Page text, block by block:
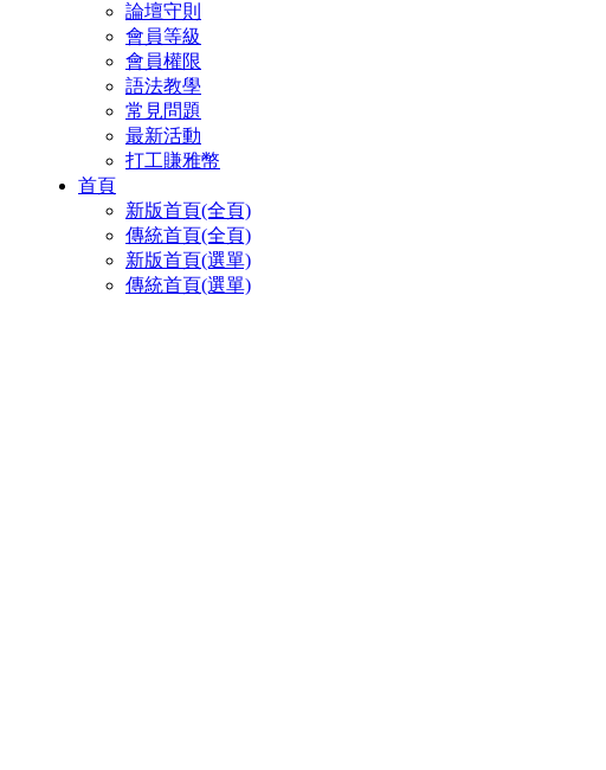
論壇守則
會員等級
會員權限
語法教學
常見問題
最新活動
打工賺雅幣
首頁
新版首頁(全頁)
傳統首頁(全頁)
新版首頁(選單)
傳統首頁(選單)